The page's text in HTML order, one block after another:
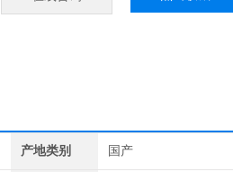
产地类别 国产